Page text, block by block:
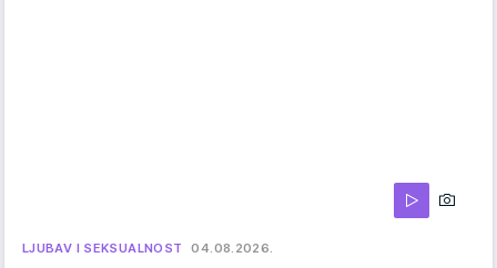
LJUBAV I SEKSUALNOST 04.08.2026.